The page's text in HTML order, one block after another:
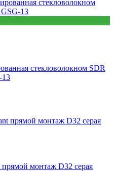
стекловолокном SDR
13
монтаж D32 серая